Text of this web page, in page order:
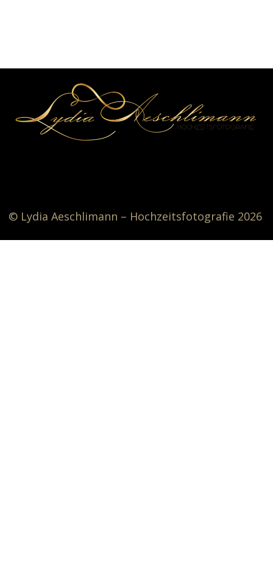
© Lydia Aeschlimann – Hochzeitsfotografie 2026